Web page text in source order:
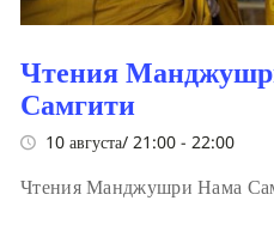
Чтения
Самгити
10 августа/ 21:00 - 22:00
Чтения Манджушри Нама